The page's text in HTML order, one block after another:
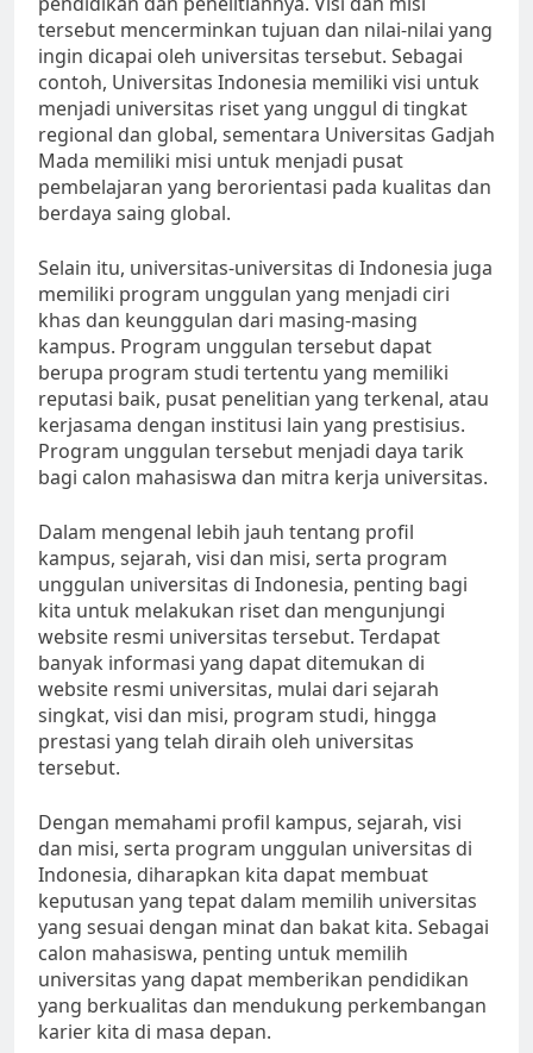
tersebut mencerminkan tujuan dan nilai-nilai yang
ingin dicapai oleh universitas tersebut. Sebagai
contoh, Universitas Indonesia memiliki visi untuk
menjadi universitas riset yang unggul di tingkat
regional dan global, sementara Universitas Gadjah
Mada memiliki misi untuk menjadi pusat
pembelajaran yang berorientasi pada kualitas dan
berdaya saing global.
Selain itu, universitas-universitas di Indonesia juga
memiliki program unggulan yang menjadi ciri
khas dan keunggulan dari masing-masing
kampus. Program unggulan tersebut dapat
berupa program studi tertentu yang memiliki
reputasi baik, pusat penelitian yang terkenal, atau
kerjasama dengan institusi lain yang prestisius.
Program unggulan tersebut menjadi daya tarik
bagi calon mahasiswa dan mitra kerja universitas.
Dalam mengenal lebih jauh tentang profil
kampus, sejarah, visi dan misi, serta program
unggulan universitas di Indonesia, penting bagi
kita untuk melakukan riset dan mengunjungi
website resmi universitas tersebut. Terdapat
banyak informasi yang dapat ditemukan di
website resmi universitas, mulai dari sejarah
singkat, visi dan misi, program studi, hingga
prestasi yang telah diraih oleh universitas
tersebut.
Dengan memahami profil kampus, sejarah, visi
dan misi, serta program unggulan universitas di
Indonesia, diharapkan kita dapat membuat
keputusan yang tepat dalam memilih universitas
yang sesuai dengan minat dan bakat kita. Sebagai
calon mahasiswa, penting untuk memilih
universitas yang dapat memberikan pendidikan
yang berkualitas dan mendukung perkembangan
karier kita di masa depan.